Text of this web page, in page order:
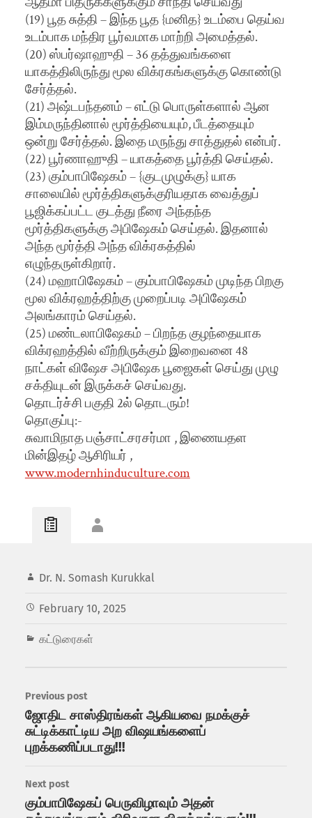
(19) பூத சுத்தி – இந்த பூத {மனித} உடம்பை தெய்வ
உடம்பாக மந்திர பூர்வமாக மாற்றி அமைத்தல்.
(20) ஸ்பர்ஷாஹுதி – 36 தத்துவங்களை
யாகத்திலிருந்து மூல விக்ரகங்களுக்கு கொண்டு
சேர்த்தல்.
(21) அஷ்டபந்தனம் – எட்டு பொருள்களால் ஆன
இம்மருந்தினால் மூர்த்தியையும், பீடத்தையும்
ஒன்று சேர்த்தல். இதை மருந்து சாத்துதல் என்பர்.
(22) பூர்ணாஹுதி – யாகத்தை பூர்த்தி செய்தல்.
(23) கும்பாபிஷேகம் – {குடமுழுக்கு} யாக
சாலையில் மூர்த்திகளுக்குரியதாக வைத்துப்
பூஜிக்கப்பட்ட குடத்து நீரை அந்தந்த
மூர்த்திகளுக்கு அபிஷேகம் செய்தல். இதனால்
அந்த மூர்த்தி அந்த விக்ரகத்தில்
எழுந்தருள்கிறார்.
(24) மஹாபிஷேகம் – கும்பாபிஷேகம் முடிந்த பிறகு
மூல விக்ரஹத்திற்கு முறைப்படி அபிஷேகம்
அலங்காரம் செய்தல்.
(25) மண்டலாபிஷேகம் – பிறந்த குழந்தையாக
விக்ரஹத்தில் வீற்றிருக்கும் இறைவனை 48
நாட்கள் விஷேச அபிஷேக பூஜைகள் செய்து முழு
சக்தியுடன் இருக்கச் செய்வது.
தொடர்ச்சி பகுதி 2ல் தொடரும்!
தொகுப்பு:-
சுவாமிநாத பஞ்சாட்சரசர்மா , இணையதள
மின்இதழ் ஆசிரியர் ,
www.modernhinduculture.com
Dr. N. Somash Kurukkal
February 10, 2025
கட்டுரைகள்
Previous post
ஜோதிட சாஸ்திரங்கள் ஆகியவை நமக்குச்
சுட்டிக்காட்டிய அற விஷயங்களைப்
புறக்கணிப்படாது!!!
Next post
கும்பாபிஷேகப் பெருவிழாவும் அதன்